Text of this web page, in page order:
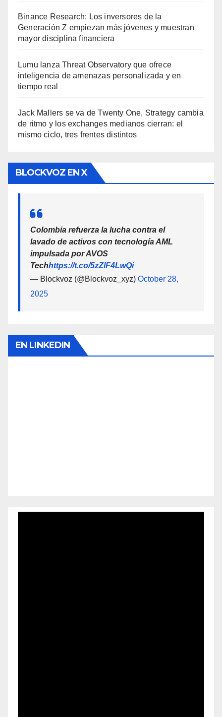
Binance Research: Los inversores de la
Generación Z empiezan más jóvenes y muestran
mayor disciplina financiera
Lumu lanza Threat Observatory que ofrece
inteligencia de amenazas personalizada y en
tiempo real
Jack Mallers se va de Twenty One, Strategy cambia
de ritmo y los exchanges medianos cierran: el
mismo ciclo, tres frentes distintos
BLOCKVOZ EN X
Colombia refuerza la lucha contra el
lavado de activos con tecnología AML
impulsada por AVOS
Techhttps://t.co/5zZlF4LwQi
— Blockvoz (@Blockvoz_xyz) October 28,
2025
EN LINKEDIN